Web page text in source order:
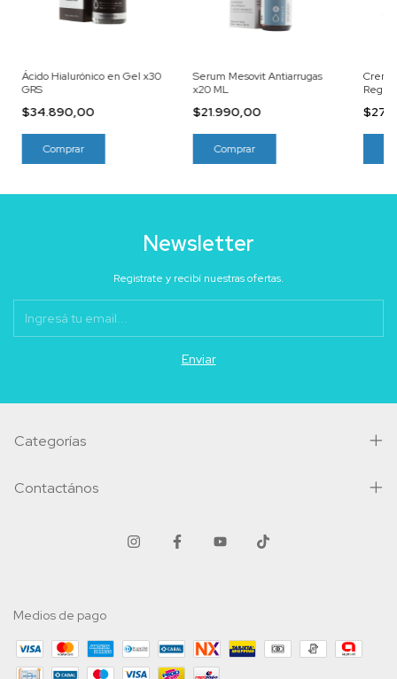
Ácido Hialurónico en Gel x30
GRS
$34.890,00
Serum Mesovit Antiarrugas
x20 ML
$21.990,00
Newsletter
Registrate y recibí nuestras ofertas.
Categorías
Contactános
Medios de pago